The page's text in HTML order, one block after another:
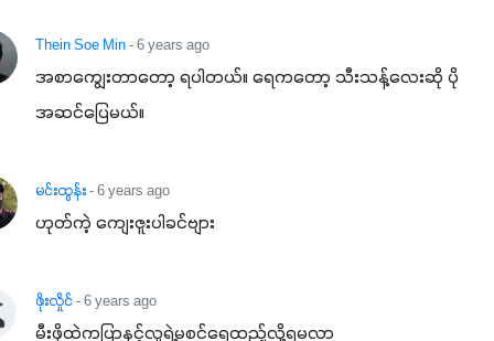
Thein Soe Min- 6 years ago
အစာကျွေးတာတော့ ရပါတယ်။ ရေကတော့ သီးသန့်လေးဆို ပို
အဆင်ပြေမယ်။
မင်းထွန်း- 6 years ago
ဟုတ်ကဲ့ ကျေးဇူးပါခင်ဗျား
ဖိုးလှိုင်- 6 years ago
မီးဖိုထဲကပြာနင့်လူရဲ့မစင်ရေထည့်လို့ရမလာ